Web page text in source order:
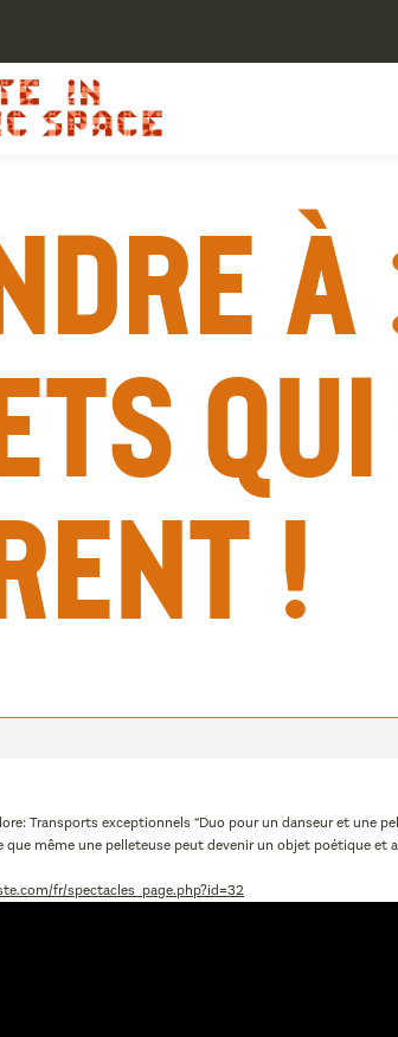
à
qui
!
Transports exceptionnels “Duo pour un danseur et une
que même une pelleteuse peut devenir un objet poétique et
fr/spectacles_page.php?id=32